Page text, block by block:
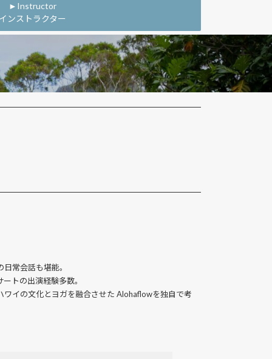
►Instructor
ンストラクター
常会話も堪能。
トの出演経験多数。
イの文化とヨガを融合させた Alohaflowを独自で考